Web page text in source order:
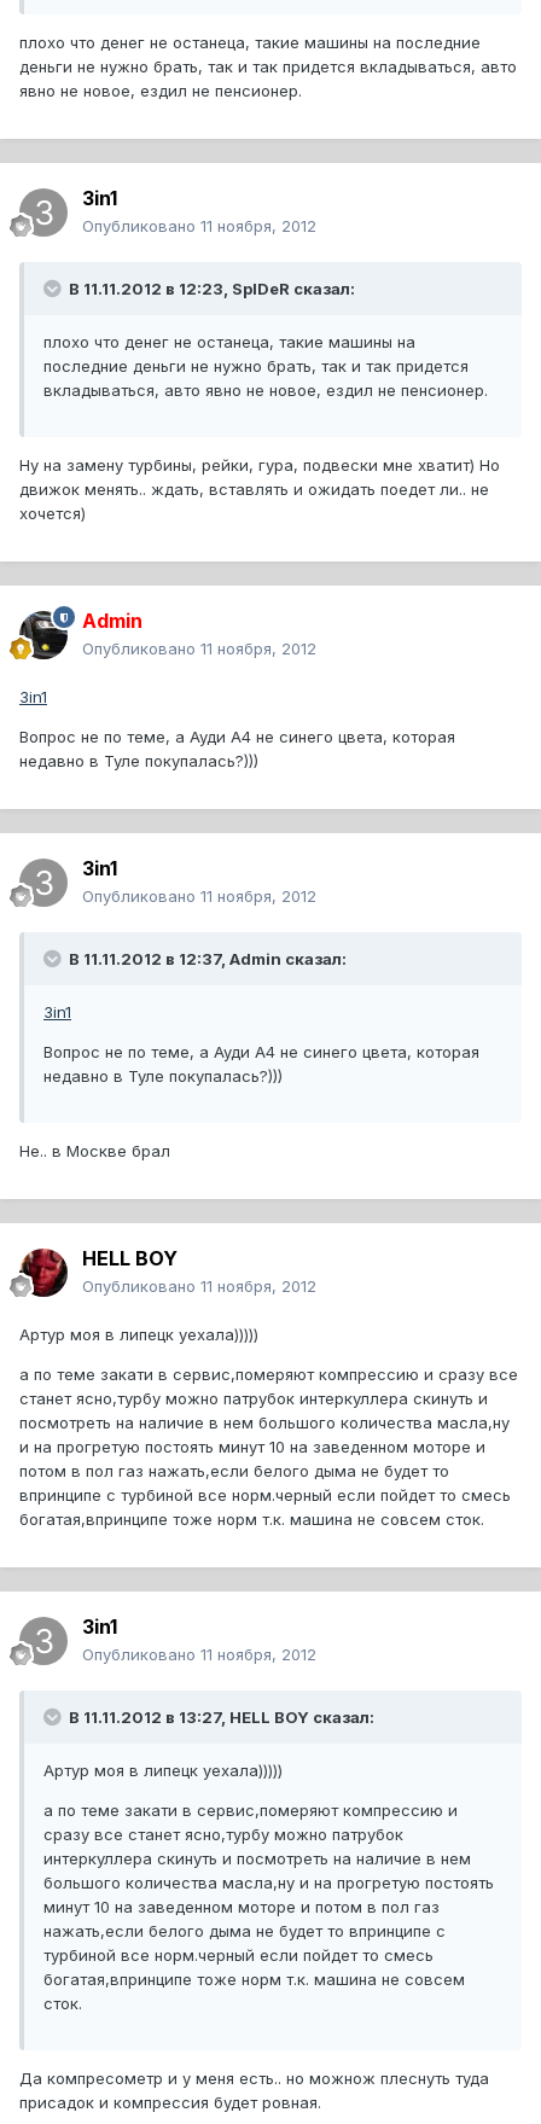
плохо что денег не останеца, такие машины на последние
деньги не нужно брать, так и так придется вкладываться, авто
явно не новое, ездил не пенсионер.
3in1
Опубликовано 11 ноября, 2012
В 11.11.2012 в 12:23, SpIDeR сказал:
плохо что денег не останеца, такие машины на
последние деньги не нужно брать, так и так придется
вкладываться, авто явно не новое, ездил не пенсионер.
Ну на замену турбины, рейки, гура, подвески мне хватит) Но
движок менять.. ждать, вставлять и ожидать поедет ли.. не
хочется)
Admin
Опубликовано 11 ноября, 2012
3in1
Вопрос не по теме, а Ауди А4 не синего цвета, которая
недавно в Туле покупалась?)))
3in1
Опубликовано 11 ноября, 2012
В 11.11.2012 в 12:37, Admin сказал:
3in1
Вопрос не по теме, а Ауди А4 не синего цвета, которая
недавно в Туле покупалась?)))
Не.. в Москве брал
HELL BOY
Опубликовано 11 ноября, 2012
Артур моя в липецк уехала)))))
а по теме закати в сервис,померяют компрессию и сразу все
станет ясно,турбу можно патрубок интеркуллера скинуть и
посмотреть на наличие в нем большого количества масла,ну
и на прогретую постоять минут 10 на заведенном моторе и
потом в пол газ нажать,если белого дыма не будет то
впринципе с турбиной все норм.черный если пойдет то смесь
богатая,впринципе тоже норм т.к. машина не совсем сток.
3in1
Опубликовано 11 ноября, 2012
В 11.11.2012 в 13:27, HELL BOY сказал:
Артур моя в липецк уехала)))))
а по теме закати в сервис,померяют компрессию и
сразу все станет ясно,турбу можно патрубок
интеркуллера скинуть и посмотреть на наличие в нем
большого количества масла,ну и на прогретую постоять
минут 10 на заведенном моторе и потом в пол газ
нажать,если белого дыма не будет то впринципе с
турбиной все норм.черный если пойдет то смесь
богатая,впринципе тоже норм т.к. машина не совсем
сток.
Да компресометр и у меня есть.. но можнож плеснуть туда
присадок и компрессия будет ровная.